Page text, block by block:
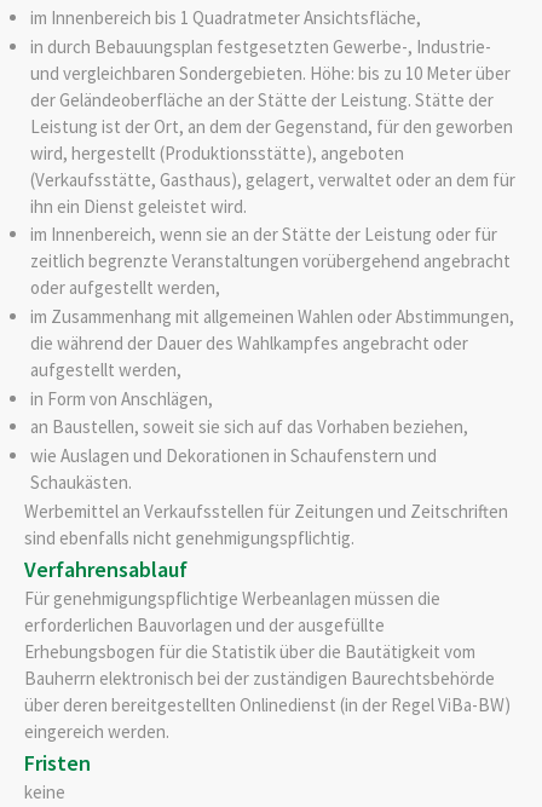
im Innenbereich bis 1 Quadratmeter Ansichtsfläche,
in durch Bebauungsplan festgesetzten Gewerbe-, Industrie-
und vergleichbaren Sondergebieten. Höhe: bis zu 10 Meter über
der Geländeoberfläche an der Stätte der Leistung. Stätte der
Leistung ist der Ort, an dem der Gegenstand, für den geworben
wird, hergestellt (Produktionsstätte), angeboten
(Verkaufsstätte, Gasthaus), gelagert, verwaltet oder an dem für
ihn ein Dienst geleistet wird.
im Innenbereich, wenn sie an der Stätte der Leistung oder für
zeitlich begrenzte Veranstaltungen vorübergehend angebracht
oder aufgestellt werden,
im Zusammenhang mit allgemeinen Wahlen oder Abstimmungen,
die während der Dauer des Wahlkampfes angebracht oder
aufgestellt werden,
in Form von Anschlägen,
an Baustellen, soweit sie sich auf das Vorhaben beziehen,
wie Auslagen und Dekorationen in Schaufenstern und
Schaukästen.
Werbemittel an Verkaufsstellen für Zeitungen und Zeitschriften
sind ebenfalls nicht genehmigungspflichtig.
Verfahrensablauf
Für genehmigungspflichtige Werbeanlagen müssen die
erforderlichen Bauvorlagen und der ausgefüllte
Erhebungsbogen für die Statistik über die Bautätigkeit vom
Bauherrn elektronisch bei der zuständigen Baurechtsbehörde
über deren bereitgestellten Onlinedienst (in der Regel ViBa-BW)
eingereich werden.
Fristen
keine